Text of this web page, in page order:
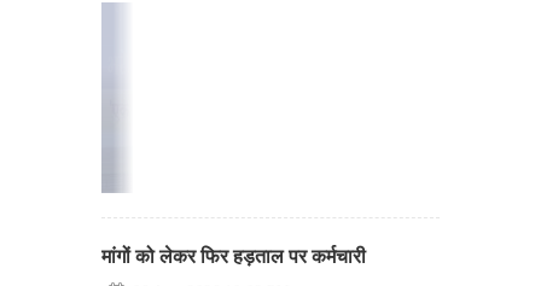
मांगों को लेकर फिर हड़ताल पर कर्मचारी